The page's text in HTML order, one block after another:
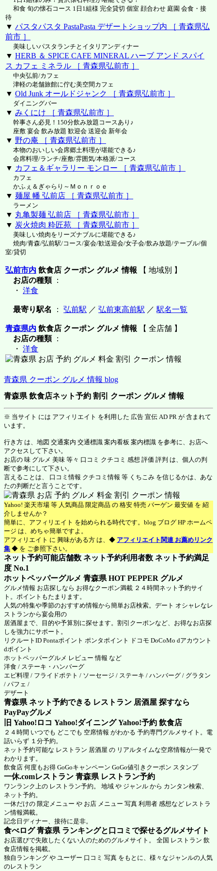
和食 旬の懐石コース 1日1組様 完全貸切 個室 顔合わせ 庭園 会食・接
待
▼ パスタパスタ PastaPasta デザートショップ内 ［ 青森県弘
前市 ］
美味しいパスタランチとイタリアンディナー
▼ HERB ＆ SPICE CAFE MINERAL ハーブ アンド スパイ
ス カフェ ミネラル ［ 青森県弘前市 ］
中央弘前/カフェ
津軽の老舗旅館に佇む美空間カフェ
▼ Old Junk オールドジャンク ［ 青森県弘前市 ］
ダイニングバー
▼ みくにけ ［ 青森県弘前市 ］
幹事さん必見！150分飲み放題コースあり♪
座敷 宴会 飲み放題 歓迎会 送迎会 新年会
▼ 野の庵 ［ 青森県弘前市 ］
本物のおいしい会席郷土料理が堪能できる♪
会席料理/ランチ/座敷/雰囲気/本格派/コース
▼ カフェ＆ギャラリー モンロー ［ 青森県弘前市 ］
カフェ
かふぇ＆ぎゃらり～Ｍｏｎｒｏｅ
▼ 麺屋 幡 弘前店 ［ 青森県弘前市 ］
ラーメン
▼ 丸亀製麺 弘前店 ［ 青森県弘前市 ］
▼ 炭火焼肉 粋匠苑 ［ 青森県弘前市 ］
美味しい焼肉をリーズナブルに堪能できる♪
焼肉/青森/弘前駅/コース/宴会/歓送迎会/女子会/飲み放題/テーブル/個
室/貸切
弘前市内 飲食店 クーポン グルメ 情報 【 地域別 】
お店の種類：
・ 洋食
最寄り駅名 ： 弘前駅 ／ 弘前東高前駅 ／ 駅名一覧
青森県内 飲食店 クーポン グルメ 情報 【 全店舗 】
お店の種類：
・ 洋食
青森県 クーポン グルメ 情報 blog
青森県 飲食店ネット予約 割引 クーポン グルメ 情報
※ 当サイト には アフィリエイト を利用した 広告 宣伝 AD PR が 含まれて
います。
行き方 は、地図 交通案内 交通標識 案内看板 案内標識 を参考に、お店へ
アクセスして下さい。
お店の 味 グルメ 美味 等々 口コミ クチコミ 感想 評価 評判 は、個人の判
断で参考にして下さい。
言えることは、 口コミ情報 クチコミ情報 等 くちこみ を信じるかは、あな
たの判断だと言うことです。
Yahoo! 楽天市場 等 人気商品 限定商品 の 格安 特売 バーゲン 最安値 を 紹
介しませんか？
簡単に、アフィリエイト を始められる時代です。blog ブログ HP ホームペ
ージ は、めちゃ簡単ですよ。
アフィリエイト に 興味がある方 は、◆ アフィリエイト関連 お薦めリンク
集 ◆ を ご参照下さい。
ネット予約可能店舗数 ネット予約利用者数 ネット予約満足
度 No.1
ホットペッパーグルメ 青森県 HOT PEPPER グルメ
グルメ情報 お店探しなら お得なクーポン満載 ２４時間ネット予約サイ
ト。ポイントもたまります。
人気の特集や季節のおすすめ情報から簡単お店検索。デート オシャレなレ
ストランから宴会用の
居酒屋まで、目的や予算別に探せます。割引クーポンなど、お得なお店探
しを強力にサポート。
リクルートID Pontaポイント ポンタポイント ドコモ DoCoMo dアカウント
dポイント
ホットペッパーグルメ レビュー 情報 など
洋食 / ステーキ・ハンバーグ
エビ料理 / フライドポテト / ソーセージ / ステーキ / ハンバーグ / グラタン
/ パフェ /
デザート
青森県 ネット予約できる レストラン 居酒屋 探すなら
PayPayグルメ
旧 Yahoo!ロコ Yahoo!ダイニング Yahoo!予約 飲食店
２４時間 いつでも どこでも 空席情報 がわかる 予約専門グルメサイト。電
話いらず １分予約。
ネット予約可能な レストラン 居酒屋 の リアルタイムな空席情報が一発で
わかります。
飲食店 何度もお得 GoGoキャンペーン GoGo値引きクーポン スタンプ
一休.comレストラン 青森県 レストラン予約
ワンランク上の レストラン予約。 地域 や ジャンル から カンタン検索、
ネット予約。
一休だけの 限定メニュー や お店 メニュー 写真 利用者 感想など レストラ
ン情報満載。
記念日ディナー、接待に是非。
食べログ 青森県 ランキングと口コミで探せるグルメサイト
お店選びで失敗したくない人のためのグルメサイト。 全国 レストラン 飲
食店情報を掲載。
独自ランキング や ユーザー 口コミ 写真 をもとに、様々なジャンルの人気
のレストラン